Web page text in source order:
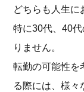
どちらも人生に
特に30代、40
りません。
転勤の可能性を
る際には、様々